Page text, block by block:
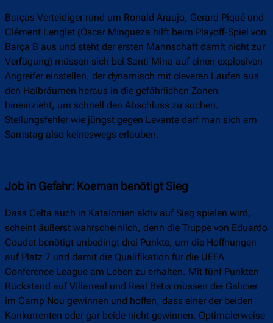
Barças Verteidiger rund um Ronald Araujo, Gerard Piqué und
Clément Lenglet (Oscar Mingueza hilft beim Playoff-Spiel von
Barça B aus und steht der ersten Mannschaft damit nicht zur
Verfügung) müssen sich bei Santi Mina auf einen explosiven
Angreifer einstellen, der dynamisch mit cleveren Läufen aus
den Halbräumen heraus in die gefährlichen Zonen
hineinzieht, um schnell den Abschluss zu suchen.
Stellungsfehler wie jüngst gegen Levante darf man sich am
Samstag also keineswegs erlauben.
Job in Gefahr: Koeman benötigt Sieg
Dass Celta auch in Katalonien aktiv auf Sieg spielen wird,
scheint äußerst wahrscheinlich, denn die Truppe von Eduardo
Coudet benötigt unbedingt drei Punkte, um die Hoffnungen
auf Platz 7 und damit die Qualifikation für die UEFA
Conference League am Leben zu erhalten. Mit fünf Punkten
Rückstand auf Villarreal und Real Betis müssen die Galicier
im Camp Nou gewinnen und hoffen, dass einer der beiden
Konkurrenten oder gar beide nicht gewinnen. Optimalerweise